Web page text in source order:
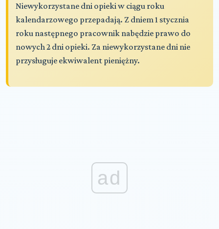
Niewykorzystane dni opieki w ciągu roku
kalendarzowego przepadają. Z dniem 1 stycznia
roku następnego pracownik nabędzie prawo do
nowych 2 dni opieki. Za niewykorzystane dni nie
przysługuje ekwiwalent pieniężny.
ad